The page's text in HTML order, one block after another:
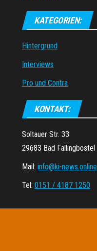
KATEGORIEN:
Hintergrund
Interviews
Pro und Contra
KONTAKT:
Soltauer Str. 33
29683 Bad Fallingbostel
Mail: info@ki-news.online
Tel: 0151 / 4187 1250